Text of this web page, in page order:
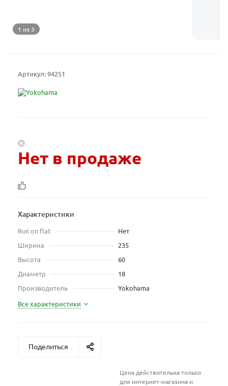
1 из 3
Артикул:94251
Нет в продаже
Характеристики
Run on flat
Нет
Ширина
235
Высота
60
Диаметр
18
Производитель
Yokohama
Все характеристики
Поделиться
Цена действительна только
для интернет-магазина и